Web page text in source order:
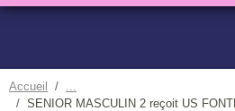
Accueil
SENIOR MASCULIN 2 reçoit US